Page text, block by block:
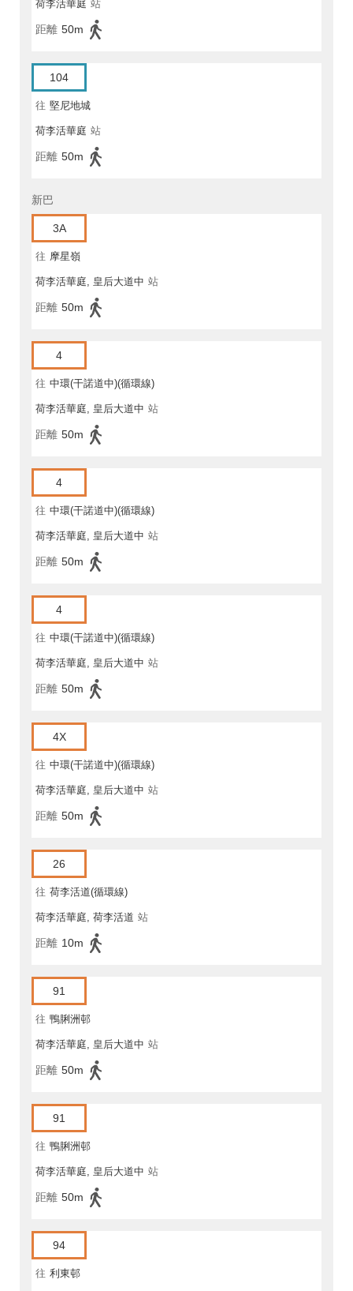
荷李活華庭 站
距離 50m
104
往 堅尼地城
荷李活華庭 站
距離 50m
新巴
3A
往 摩星嶺
荷李活華庭, 皇后大道中 站
距離 50m
4
往 中環(干諾道中)(循環線)
荷李活華庭, 皇后大道中 站
距離 50m
4
往 中環(干諾道中)(循環線)
荷李活華庭, 皇后大道中 站
距離 50m
4
往 中環(干諾道中)(循環線)
荷李活華庭, 皇后大道中 站
距離 50m
4X
往 中環(干諾道中)(循環線)
荷李活華庭, 皇后大道中 站
距離 50m
26
往 荷李活道(循環線)
荷李活華庭, 荷李活道 站
距離 10m
91
往 鴨脷洲邨
荷李活華庭, 皇后大道中 站
距離 50m
91
往 鴨脷洲邨
荷李活華庭, 皇后大道中 站
距離 50m
94
往 利東邨